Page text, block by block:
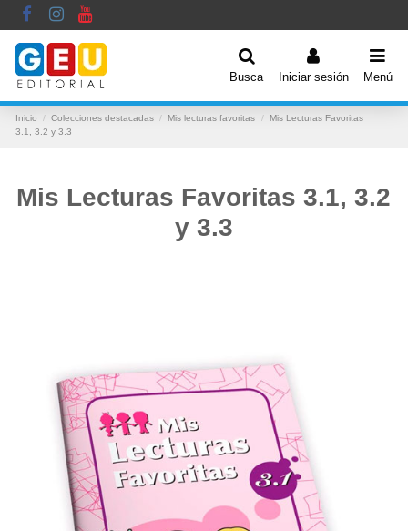
Busca Iniciar sesión Menú
Inicio Colecciones destacadas Mis lecturas favoritas
Mis Lecturas Favoritas
3.1, 3.2 y 3.3
Mis Lecturas Favoritas 3.1, 3.2
y 3.3